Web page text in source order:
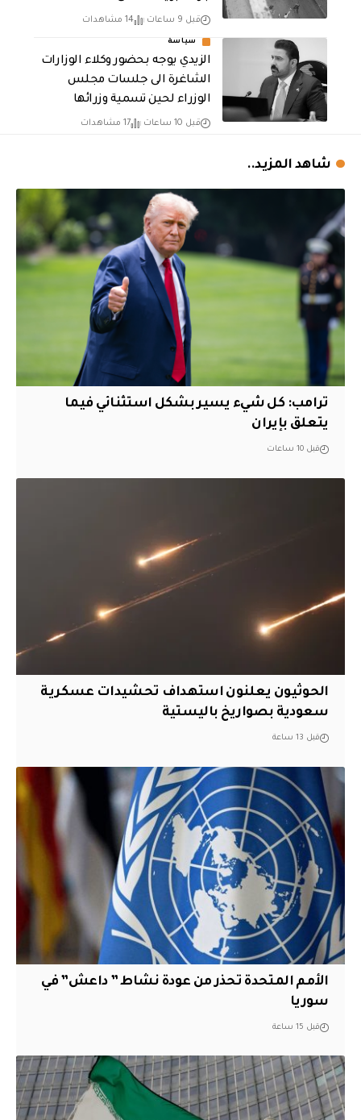
قبل 9 ساعات 14 مشاهدات
سياسة
الزيدي يوجه بحضور وكلاء الوزارات
الشاغرة الى جلسات مجلس
الوزراء لحين تسمية وزرائها
قبل 10 ساعات 17 مشاهدات
شاهد المزيد..
ترامب: كل شيء يسير بشكل استثنائي فيما
يتعلق بإيران
قبل 10 ساعات
الحوثيون يعلنون استهداف تحشيدات عسكرية
سعودية بصواريخ باليستية
قبل 13 ساعة
الأمم المتحدة تحذر من عودة نشاط ” داعش” في
سوريا
قبل 15 ساعة